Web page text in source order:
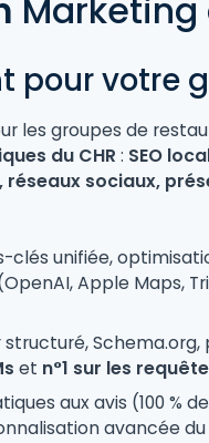
pour votre
les groupes de
du CHR : SEO
sociaux,
unifiée,
Apple Maps,
Schema.org,
et n°1 sur les
aux avis (100 %
avancée